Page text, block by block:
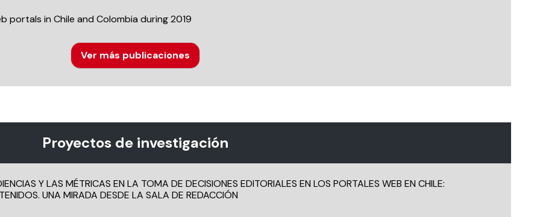
portals in Chile and Colombia during 2019
Ver más publicaciones
Proyectos de investigación
Y LAS MÉTRICAS EN LA TOMA DE DECISIONES EDITORIALES EN LOS PORTALES WEB EN CHILE:
UNA MIRADA DESDE LA SALA DE REDACCIÓN